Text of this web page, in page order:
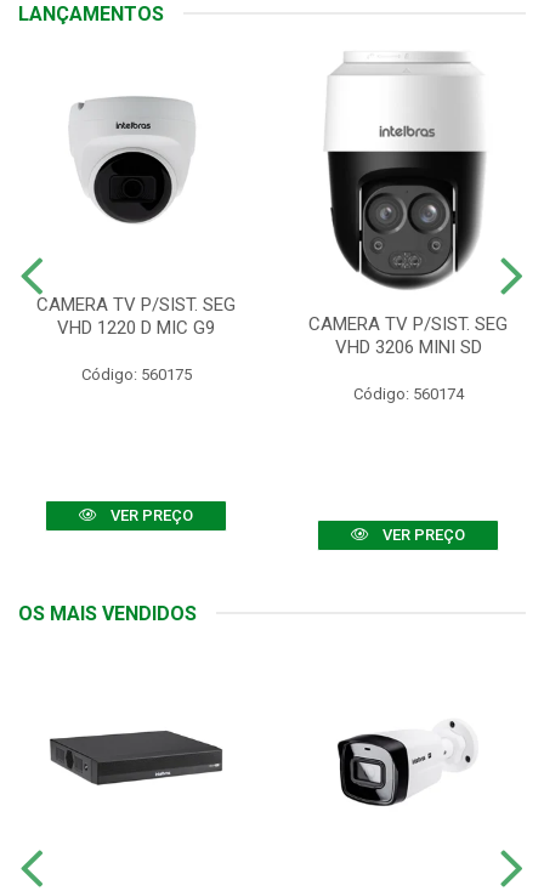
LANÇAMENTOS
CAMERA TV P/SIST. SEG
VHD 1220 D MIC G9
Código: 560175
VER PREÇO
CAMERA TV P/SIST. SEG
VHD 3206 MINI SD
Código: 560174
VER PREÇO
OS MAIS VENDIDOS